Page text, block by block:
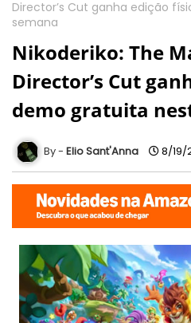
Director’s Cut ganha edição
semana
Nikoderiko: The
Director’s Cut
demo gratuita
Elio Sant'Anna 8/19/